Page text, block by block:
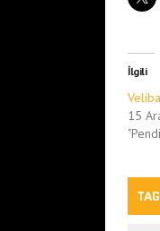
İlgili
15